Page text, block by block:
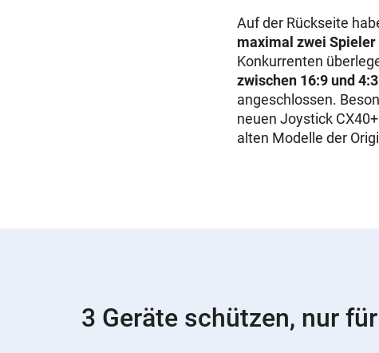
Auf der Rückseite
maximal zwei Spieler
Konkurrenten
zwischen 16:9 und
angeschlossen.
neuen Joystick
alten Modelle der
3 Geräte schützen, nur